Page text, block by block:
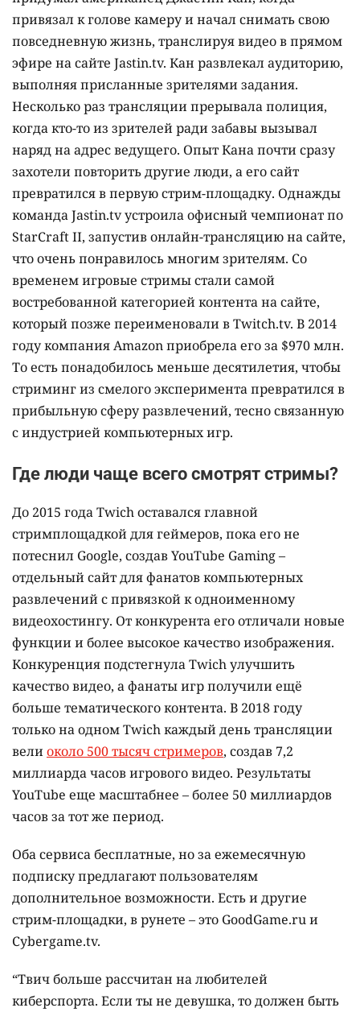
привязал к голове камеру и начал снимать свою
повседневную жизнь, транслируя видео в прямом
эфире на сайте Jastin.tv. Кан развлекал аудиторию,
выполняя присланные зрителями задания.
Несколько раз трансляции прерывала полиция,
когда кто-то из зрителей ради забавы вызывал
наряд на адрес ведущего. Опыт Кана почти сразу
захотели повторить другие люди, а его сайт
превратился в первую стрим-площадку. Однажды
команда Jastin.tv устроила офисный чемпионат по
StarCraft II, запустив онлайн-трансляцию на сайте,
что очень понравилось многим зрителям. Со
временем игровые стримы стали самой
востребованной категорией контента на сайте,
который позже переименовали в Twitch.tv. В 2014
году компания Amazon приобрела его за $970 млн.
То есть понадобилось меньше десятилетия, чтобы
стриминг из смелого эксперимента превратился в
прибыльную сферу развлечений, тесно связанную
с индустрией компьютерных игр.
Где люди чаще всего смотрят стримы?
До 2015 года Twich оставался главной
стримплощадкой для геймеров, пока его не
потеснил Google, создав YouTube Gaming –
отдельный сайт для фанатов компьютерных
развлечений с привязкой к одноименному
видеохостингу. От конкурента его отличали новые
функции и более высокое качество изображения.
Конкуренция подстегнула Twich улучшить
качество видео, а фанаты игр получили ещё
больше тематического контента. В 2018 году
только на одном Twich каждый день трансляции
велиоколо 500 тысяч стримеров, создав 7,2
миллиарда часов игрового видео. Результаты
YouTube еще масштабнее – более 50 миллиардов
часов за тот же период.
Оба сервиса бесплатные, но за ежемесячную
подписку предлагают пользователям
дополнительное возможности. Есть и другие
стрим-площадки, в рунете – это GoodGame.ru и
Cybergame.tv.
“Твич больше рассчитан на любителей
киберспорта. Если ты не девушка, то должен быть